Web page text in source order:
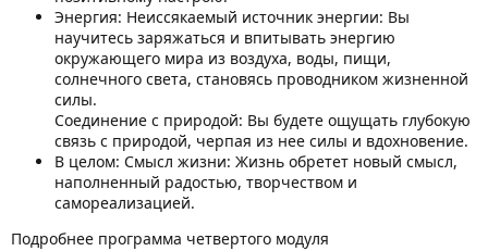
Энергия: Неиссякаемый источник энергии: Вы
научитесь заряжаться и впитывать энергию
окружающего мира из воздуха, воды, пищи,
солнечного света, становясь проводником жизненной
силы.
Соединение с природой: Вы будете ощущать глубокую
связь с природой, черпая из нее силы и вдохновение.
В целом: Смысл жизни: Жизнь обретет новый смысл,
наполненный радостью, творчеством и
самореализацией.
Подробнее программа четвертого модуля